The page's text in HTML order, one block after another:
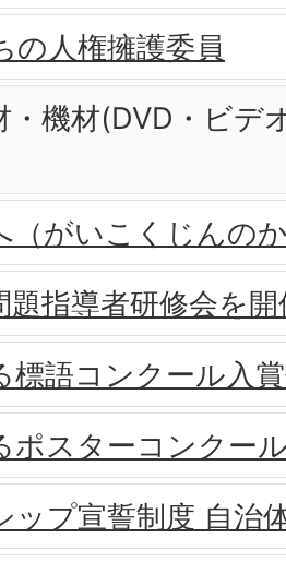
の人権擁護委員
・機材(DVD・ビデ
（がいこくじんの
題指導者研修会を
標語コンクール入
ポスターコンクー
ップ宣誓制度 自治